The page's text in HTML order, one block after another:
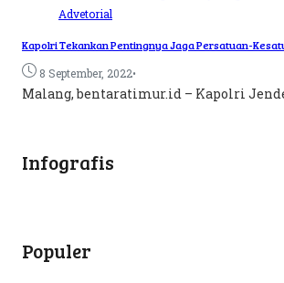
Advetorial
Kapolri Tekankan Pentingnya Jaga Persatuan-
8 September, 2022•
Malang, bentaratimur.id – Kapolri
Infografis
Populer